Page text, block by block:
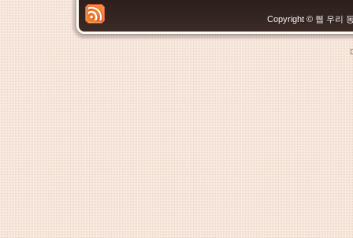
Copyright © 웹 우리